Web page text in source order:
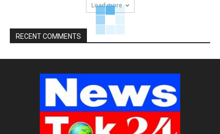
Load more
RECENT COMMENTS